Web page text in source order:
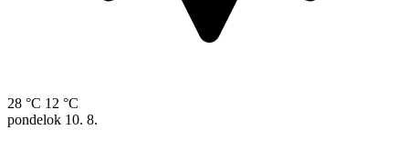
28 °C 12 °C
pondelok 10. 8.